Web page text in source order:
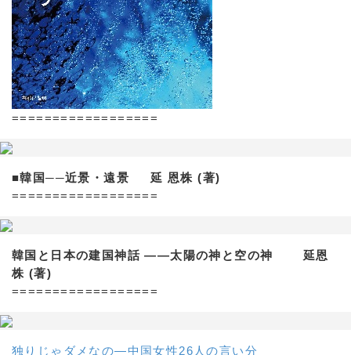
==================
■韓国──近景・遠景 延 恩株 (著)
==================
韓国と日本の建国神話 ——太陽の神と空の神 延恩
株 (著)
==================
独りじゃダメなの―中国女性26人の言い分